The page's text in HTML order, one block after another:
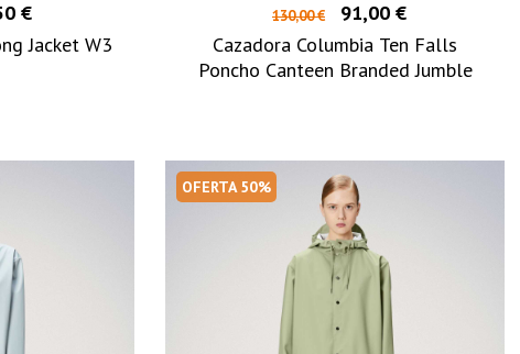
€
Jacket W3
130,00 €
91,00 €
Cazadora Columbia Ten Falls
Poncho Canteen Branded Jumble
OFERTA 50%